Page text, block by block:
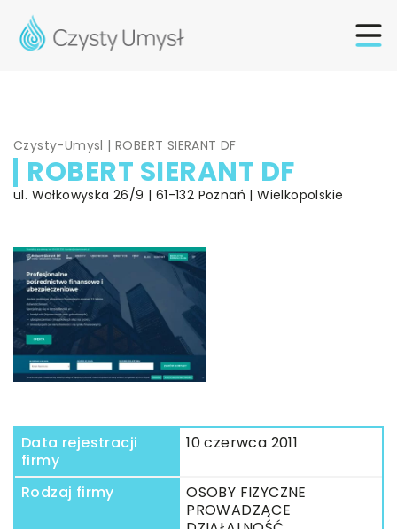
Czysty-Umysl |ROBERT SIERANT DF
ROBERT SIERANT DF
ul. Wołkowyska 26/9 | 61-132 Poznań | Wielkopolskie
Data rejestracji
firmy
10 czerwca 2011
Rodzaj firmy
OSOBY FIZYCZNE
PROWADZĄCE